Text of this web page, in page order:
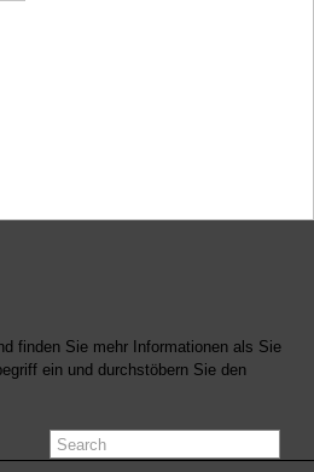
finden Sie mehr Informationen als Sie
ein und durchstöbern Sie den